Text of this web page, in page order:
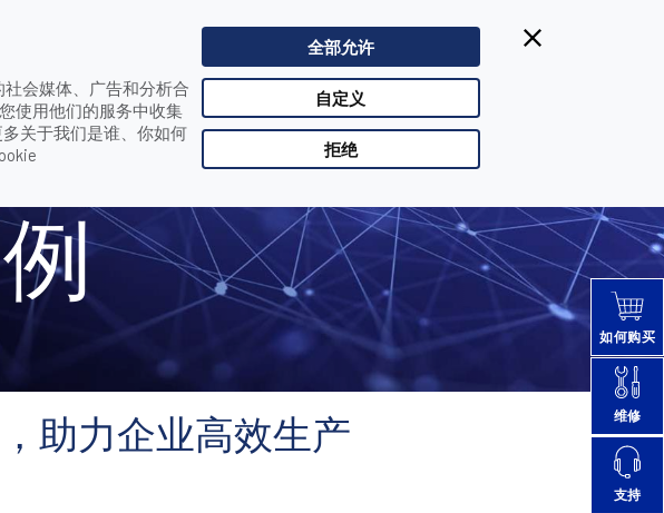
会媒体、广告和分析合
使用他们的服务中收集
关于我们是谁、你如何
全部允许
自定义
拒绝
致电Datalogic得利捷:+65 64351311| Singapore
，助力企业高效生产
如何购买
维修
支持